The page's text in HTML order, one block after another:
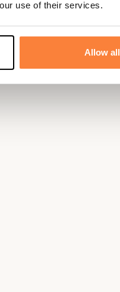
use of their services.
Allow all